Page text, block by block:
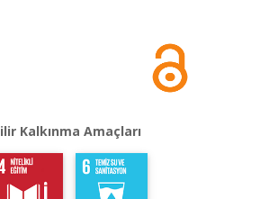
Kalkınma Amaçları